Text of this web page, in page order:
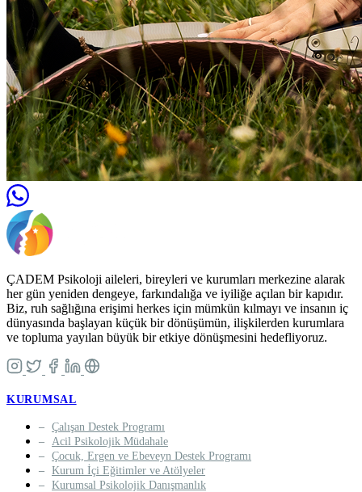
ÇADEM Psikoloji aileleri, bireyleri ve kurumları merkezine alarak
her gün yeniden dengeye, farkındalığa ve iyiliğe açılan bir kapıdır.
Biz, ruh sağlığına erişimi herkes için mümkün kılmayı ve insanın iç
dünyasında başlayan küçük bir dönüşümün, ilişkilerden kurumlara
ve topluma yayılan büyük bir etkiye dönüşmesini hedefliyoruz.
KURUMSAL
Çalışan Destek Programı
Acil Psikolojik Müdahale
Çocuk, Ergen ve Ebeveyn Destek Programı
Kurum İçi Eğitimler ve Atölyeler
Kurumsal Psikolojik Danışmanlık